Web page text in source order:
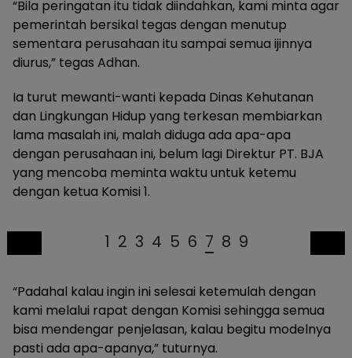
“Bila peringatan itu tidak diindahkan, kami minta agar
pemerintah bersikal tegas dengan menutup
sementara perusahaan itu sampai semua ijinnya
diurus,” tegas Adhan.
Ia turut mewanti-wanti kepada Dinas Kehutanan
dan Lingkungan Hidup yang terkesan membiarkan
lama masalah ini, malah diduga ada apa-apa
dengan perusahaan ini, belum lagi Direktur PT. BJA
yang mencoba meminta waktu untuk ketemu
dengan ketua Komisi 1.
1 2 3 4 5 6 7 8 9
“Padahal kalau ingin ini selesai ketemulah dengan
kami melalui rapat dengan Komisi sehingga semua
bisa mendengar penjelasan, kalau begitu modelnya
pasti ada apa-apanya,” tuturnya.